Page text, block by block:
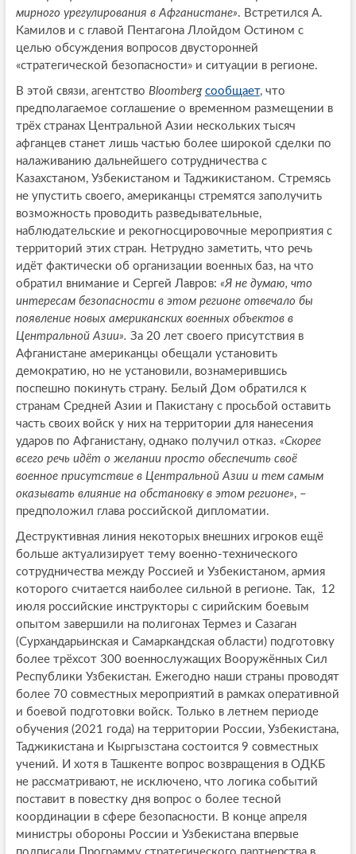
мирного урегулирования в Афганистане». Встретился А.
Камилов и с главой Пентагона Ллойдом Остином с
целью обсуждения вопросов двусторонней
«стратегической безопасности» и ситуации в регионе.
В этой связи, агентство Bloomberg сообщает, что
предполагаемое соглашение о временном размещении в
трёх странах Центральной Азии нескольких тысяч
афганцев станет лишь частью более широкой сделки по
налаживанию дальнейшего сотрудничества с
Казахстаном, Узбекистаном и Таджикистаном. Стремясь
не упустить своего, американцы стремятся заполучить
возможность проводить разведывательные,
наблюдательские и рекогносцировочные мероприятия с
территорий этих стран. Нетрудно заметить, что речь
идёт фактически об организации военных баз, на что
обратил внимание и Сергей Лавров: «Я не думаю, что
интересам безопасности в этом регионе отвечало бы
появление новых американских военных объектов в
Центральной Азии». За 20 лет своего присутствия в
Афганистане американцы обещали установить
демократию, но не установили, вознамерившись
поспешно покинуть страну. Белый Дом обратился к
странам Средней Азии и Пакистану с просьбой оставить
часть своих войск у них на территории для нанесения
ударов по Афганистану, однако получил отказ. «Скорее
всего речь идёт о желании просто обеспечить своё
военное присутствие в Центральной Азии и тем самым
оказывать влияние на обстановку в этом регионе», –
предположил глава российской дипломатии.
Деструктивная линия некоторых внешних игроков ещё
больше актуализирует тему военно-технического
сотрудничества между Россией и Узбекистаном, армия
которого считается наиболее сильной в регионе. Так, 12
июля российские инструкторы с сирийским боевым
опытом завершили на полигонах Термез и Сазаган
(Сурхандарьинская и Самаркандская области) подготовку
более трёхсот 300 военнослужащих Вооружённых Сил
Республики Узбекистан. Ежегодно наши страны проводят
более 70 совместных мероприятий в рамках оперативной
и боевой подготовки войск. Только в летнем периоде
обучения (2021 года) на территории России, Узбекистана,
Таджикистана и Кыргызстана состоится 9 совместных
учений. И хотя в Ташкенте вопрос возвращения в ОДКБ
не рассматривают, не исключено, что логика событий
поставит в повестку дня вопрос о более тесной
координации в сфере безопасности. В конце апреля
министры обороны России и Узбекистана впервые